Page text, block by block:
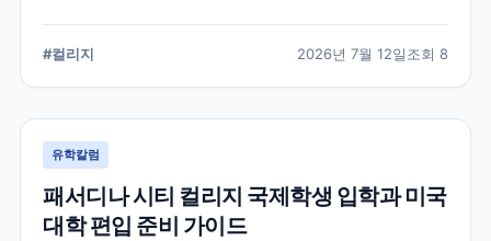
서 확인해야 할 사항을 정리했습니다.
#컬리지 2026년 7월 12일조회 8
유학칼럼
패서디나 시티 컬리지 국제학생 입학과 미국
대학 편입 준비 가이드